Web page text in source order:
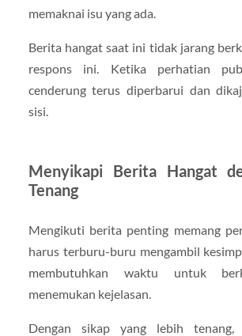
memaknai isu yang ada.
Berita hangat saat ini tidak jarang
respons ini. Ketika perhatian
cenderung terus diperbarui dan
sisi.
Menyikapi Berita Hangat
Tenang
Mengikuti berita penting memang
harus terburu-buru mengambil
membutuhkan waktu untuk
menemukan kejelasan.
Dengan sikap yang lebih tenang,